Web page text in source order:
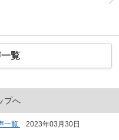
覧
プへ
一覧 2023年03月30日